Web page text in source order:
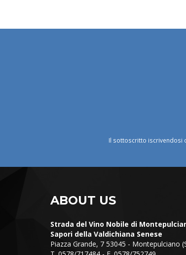
Il sottoscritto iscrivendosi
ABOUT US
Strada del Vino Nobile di
Sapori della Valdichiana Senese
Piazza Grande, 7 53045 - Montepulciano